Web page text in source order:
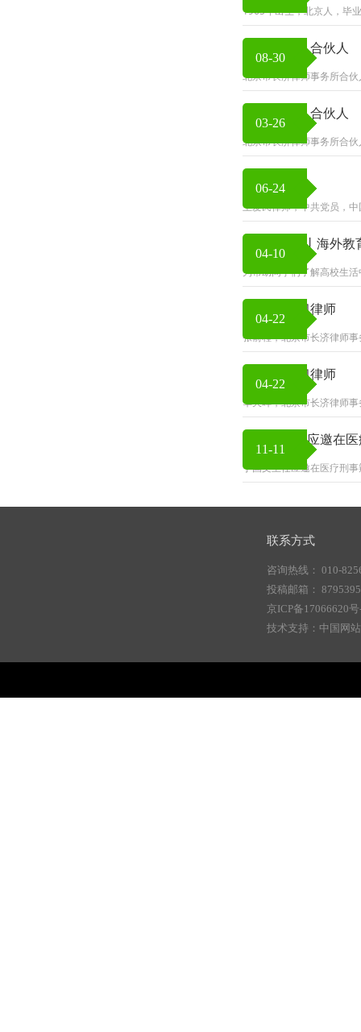
1965年出生，北京人，毕
08-30
彭爱民律师 合伙人
北京市长济律师事务所合
03-26
白继坤律师 合伙人
北京市长济律师事务所合
06-24
王爱民律师，中共党员，
04-10
“六有”青年丨海外
为帮助同学们了解高校生
04-22
张前程 实习律师
张前程，北京市长济律师
04-22
华天晖 实习律师
华天晖，北京市长济律师
11-11
丁国文主任应邀在
丁国文主任应邀在医疗刑
联系方式
咨询热线： 010-
投稿邮箱：
京ICP备17066620
技术支持：中国网